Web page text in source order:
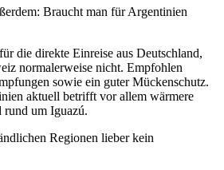
Braucht man für Argentinien
die direkte Einreise aus Deutschland,
normalerweise nicht. Empfohlen
sowie ein guter Mückenschutz.
aktuell betrifft vor allem wärmere
um Iguazú.
Regionen lieber kein